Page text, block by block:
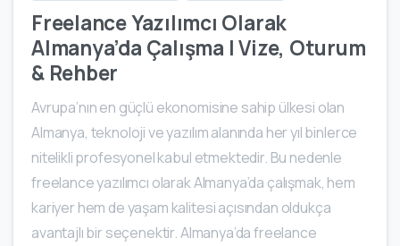
Freelance Yazılımcı Olarak
Almanya’da Çalışma | Vize, Oturum
& Rehber
Avrupa’nın en güçlü ekonomisine sahip ülkesi olan
Almanya, teknoloji ve yazılım alanında her yıl binlerce
nitelikli profesyonel kabul etmektedir. Bu nedenle
freelance yazılımcı olarak Almanya’da çalışmak, hem
kariyer hem de yaşam kalitesi açısından oldukça
avantajlı bir seçenektir. Almanya’da freelance